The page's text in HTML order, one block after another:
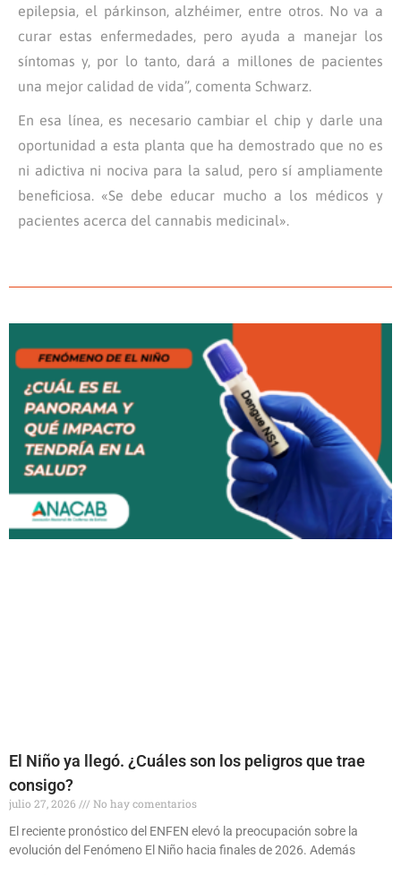
epilepsia, el párkinson, alzhéimer, entre otros. No va a
curar estas enfermedades, pero ayuda a manejar los
síntomas y, por lo tanto, dará a millones de pacientes
una mejor calidad de vida”, comenta Schwarz.
En esa línea, es necesario cambiar el chip y darle una
oportunidad a esta planta que ha demostrado que no es
ni adictiva ni nociva para la salud, pero sí ampliamente
beneficiosa. «Se debe educar mucho a los médicos y
pacientes acerca del cannabis medicinal».
El Niño ya llegó. ¿Cuáles son los peligros que trae
consigo?
julio 27, 2026
No hay comentarios
El reciente pronóstico del ENFEN elevó la preocupación sobre la
evolución del Fenómeno El Niño hacia finales de 2026. Además